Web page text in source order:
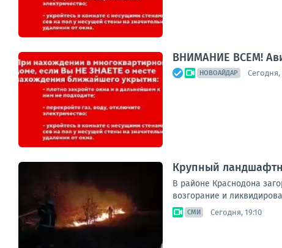
ВНИМАНИЕ ВСЕМ!
НОВОАЙДАР Сегодня,
Крупный
В районе Краснодона
возгорание и
СМИ Сегодня, 19:10